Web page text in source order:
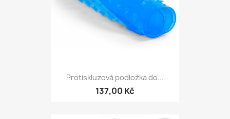
Protiskluzová podložka do...
137,00 Kč